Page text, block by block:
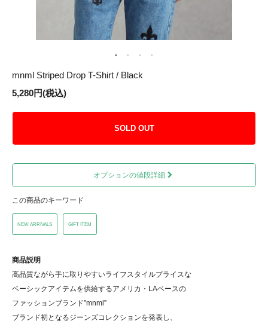
mnml Striped Drop T-Shirt / Black
5,280円(税込)
SOLD OUT
オプションの値段詳細
この商品のキーワード
NEW ARRIVALS GIFT ITEM
商品説明
高品質ながら手に取りやすいライフスタイルプライスな
ベーシックアイテムを供給するアメリカ・LAベースの
ファッションブランド”mnml”
ブランド初となるジーンズコレクションを発表し、